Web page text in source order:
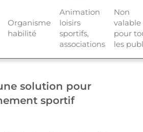
Organisme
habilité
Animation
loisirs
sportifs,
associations
Non
valable
pour
les
solution pour
sportif